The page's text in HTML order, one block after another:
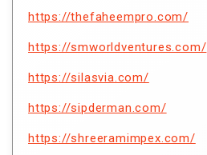
https://thefaheempro.com/
https://smworldventures.com/
https://silasvia.com/
https://sipderman.com/
https://shreeramimpex.com/